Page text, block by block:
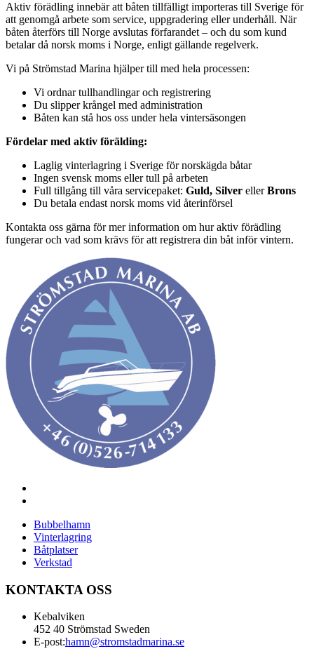
Aktiv förädling innebär att båten tillfälligt importeras till Sverige för
att genomgå arbete som service, uppgradering eller underhåll. När
båten återförs till Norge avslutas förfarandet – och du som kund
betalar då norsk moms i Norge, enligt gällande regelverk.
Vi på Strömstad Marina hjälper till med hela processen:
Vi ordnar tullhandlingar och registrering
Du slipper krångel med administration
Båten kan stå hos oss under hela vintersäsongen
Fördelar med aktiv förälding:
Laglig vinterlagring i Sverige för norskägda båtar
Ingen svensk moms eller tull på arbeten
Full tillgång till våra servicepaket: Guld, Silver ellerBrons
Du betala endast norsk moms vid återinförsel
Kontakta oss gärna för mer information om hur aktiv förädling
fungerar och vad som krävs för att registrera din båt inför vintern.
Bubbelhamn
Vinterlagring
Båtplatser
Verkstad
KONTAKTA OSS
Kebalviken
452 40 Strömstad Sweden
E-post:hamn@stromstadmarina.se